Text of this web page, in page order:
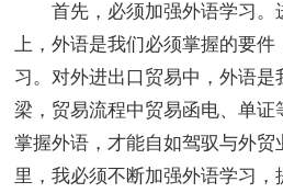
首先，必须加强外语学习。
上，外语是我们必须掌握的要件
习。对外进出口贸易中，外语是
梁，贸易流程中贸易函电、单
掌握外语，才能自如驾驭与外贸
里，我必须不断加强外语学习，